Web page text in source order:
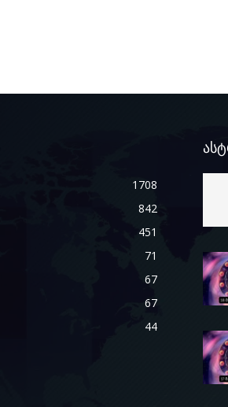
1708
842
451
71
67
67
44